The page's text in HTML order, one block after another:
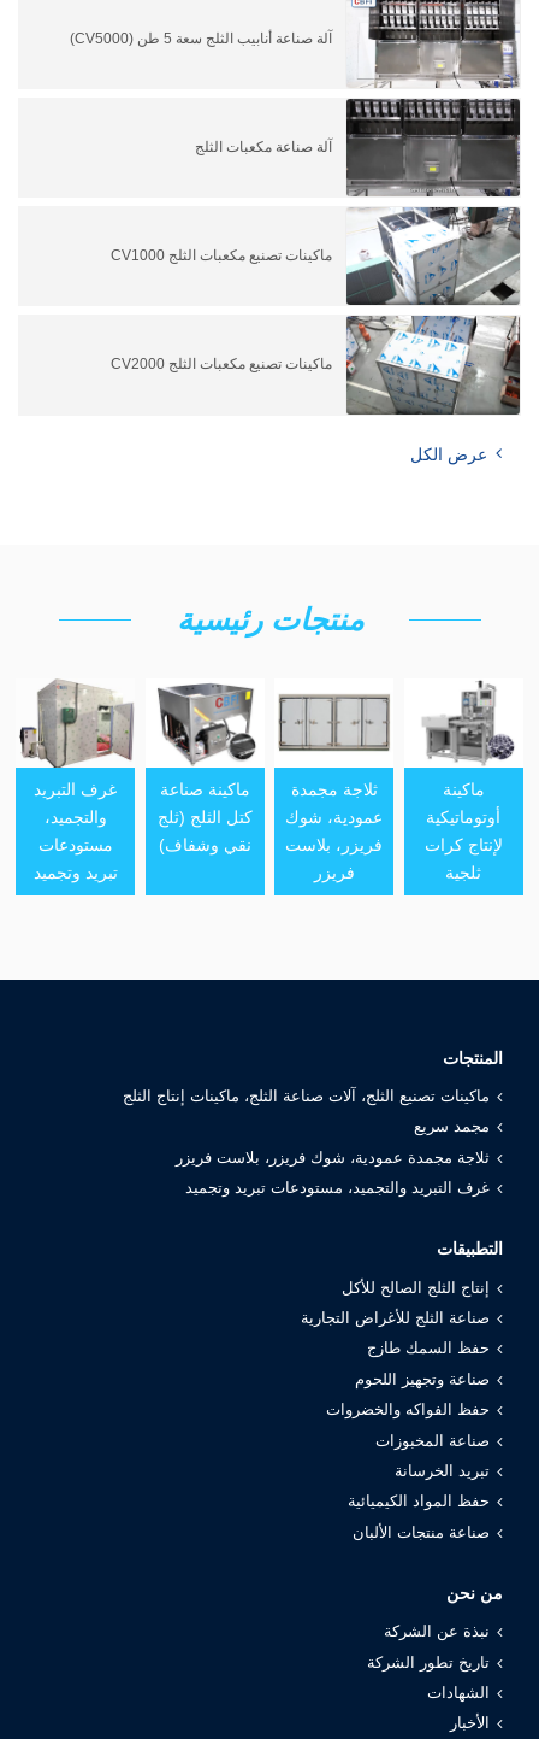
آلة صناعة أنابيب الثلج سعة 5 طن (CV5000)
آلة صناعة مكعبات الثلج
ماكينات تصنيع مكعبات الثلج CV1000
ماكينات تصنيع مكعبات الثلج CV2000
عرض الكل
منتجات رئيسية
ماكينة
أوتوماتيكية
لإنتاج كرات
ثلجية
ثلاجة مجمدة
عمودية، شوك
فريزر، بلاست
فريزر
ماكينة صناعة
كتل الثلج (ثلج
نقي وشفاف)
غرف التبريد
والتجميد،
مستودعات
تبريد وتجميد
المنتجات
ماكينات تصنيع الثلج، آلات صناعة الثلج، ماكينات إنتاج الثلج
مجمد سريع
ثلاجة مجمدة عمودية، شوك فريزر، بلاست فريزر
غرف التبريد والتجميد، مستودعات تبريد وتجميد
التطبيقات
إنتاج الثلج الصالح للأكل
صناعة الثلج للأغراض التجارية
حفظ السمك طازج
صناعة وتجهيز اللحوم
حفظ الفواكه والخضروات
صناعة المخبوزات
تبريد الخرسانة
حفظ المواد الكيميائية
صناعة منتجات الألبان
من نحن
نبذة عن الشركة
تاريخ تطور الشركة
الشهادات
الأخبار